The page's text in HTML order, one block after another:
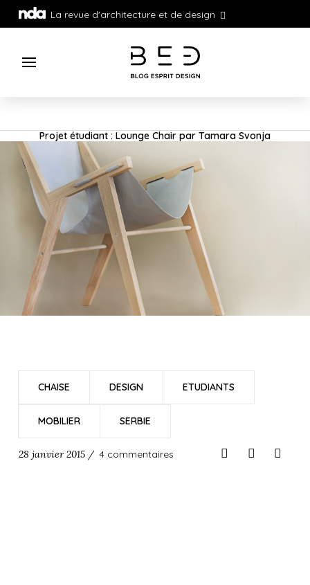
La revue d'architecture et de design
Projet étudiant : Lounge Chair par Tamara Svonja
CHAISE DESIGN ETUDIANTS
MOBILIER SERBIE
28 janvier 2015 / 4 commentaires